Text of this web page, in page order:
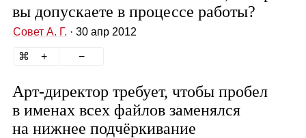
вы допускаете в процессе работы?
Совет А. Г. · 30 апр 2012
Арт‑директор требует, чтобы пробел
в именах всех файлов заменялся
на нижнее подчёркивание